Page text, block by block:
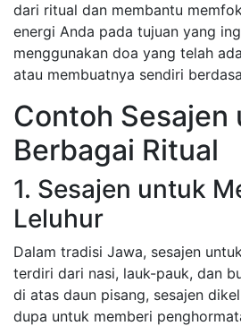
dari ritual dan membantu
energi Anda pada tujuan yang
menggunakan doa yang telah
atau membuatnya sendiri
Contoh Sesajen
Berbagai Ritual
1. Sesajen untuk
Leluhur
Dalam tradisi Jawa, sesajen
terdiri dari nasi, lauk-pauk, dan
di atas daun pisang, sesajen
dupa untuk memberi